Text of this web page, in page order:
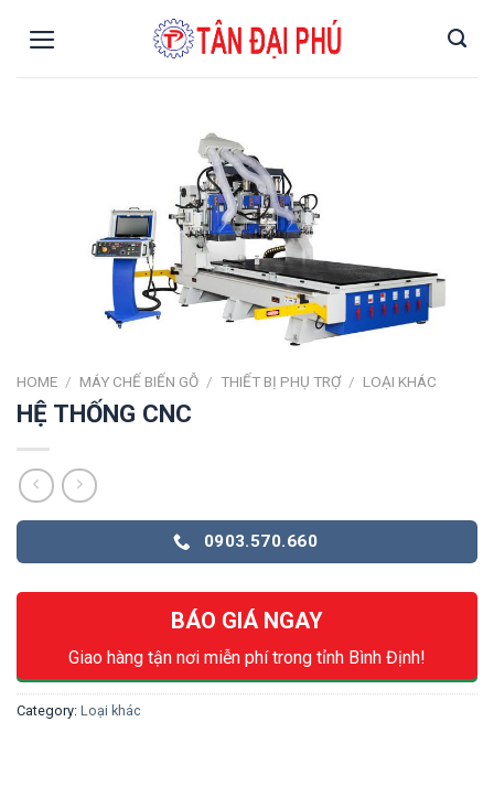
HOME / MÁY CHẾ BIẾN GỖ / THIẾT BỊ PHỤ TRỢ / LOẠI KHÁC
HỆ THỐNG CNC
0903.570.660
BÁO GIÁ NGAY
Giao hàng tận nơi miễn phí trong tỉnh Bình Định!
Category: Loại khác